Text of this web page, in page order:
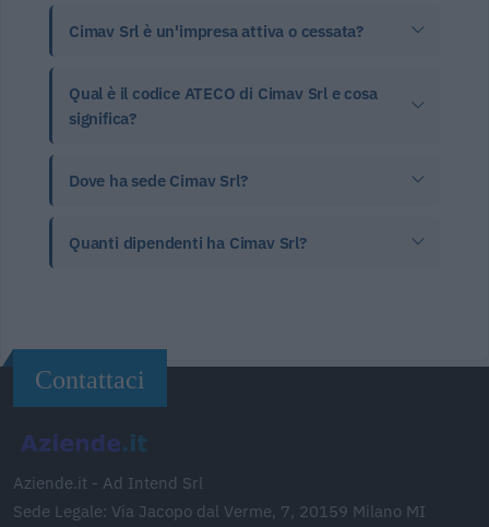
Cimav Srl è un'impresa attiva o cessata?
Qual è il codice ATECO di Cimav Srl e cosa
significa?
Dove ha sede Cimav Srl?
Quanti dipendenti ha Cimav Srl?
Contattaci
Aziende.it - Ad Intend Srl
Sede Legale: Via Jacopo dal Verme, 7, 20159 Milano MI